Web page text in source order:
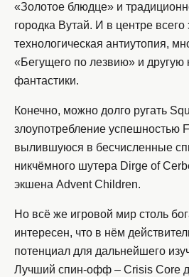
«Золотое блюдце» и
городка Вутай. И в центре всего
технологическая антиутопия,
«Бегущего по лезвию» и другую
фантастики.
Конечно, можно долго ругать
злоупотребление успешностью
вылившуюся в бесчисленные
никчёмного шутера Dirge of
экшена Advent Children.
Но всё же игровой мир столь
интересен, что в нём
потенциал для дальнейшего
Лучший спин-офф – Crisis Core